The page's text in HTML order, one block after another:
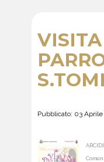
Pubblicato: 03